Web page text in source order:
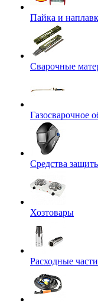
Пайка и
Сварочные
Газосварочное
Средства
Хозтовары
Расходные